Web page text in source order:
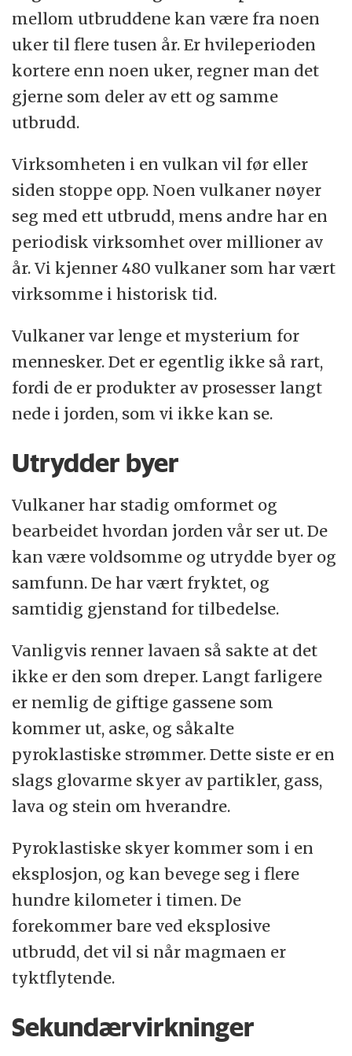
mellom utbruddene kan være fra noen
uker til flere tusen år. Er hvileperioden
kortere enn noen uker, regner man det
gjerne som deler av ett og samme
utbrudd.
Virksomheten i en vulkan vil før eller
siden stoppe opp. Noen vulkaner nøyer
seg med ett utbrudd, mens andre har en
periodisk virksomhet over millioner av
år. Vi kjenner 480 vulkaner som har vært
virksomme i historisk tid.
Vulkaner var lenge et mysterium for
mennesker. Det er egentlig ikke så rart,
fordi de er produkter av prosesser langt
nede i jorden, som vi ikke kan se.
Utrydder byer
Vulkaner har stadig omformet og
bearbeidet hvordan jorden vår ser ut. De
kan være voldsomme og utrydde byer og
samfunn. De har vært fryktet, og
samtidig gjenstand for tilbedelse.
Vanligvis renner lavaen så sakte at det
ikke er den som dreper. Langt farligere
er nemlig de giftige gassene som
kommer ut, aske, og såkalte
pyroklastiske strømmer. Dette siste er en
slags glovarme skyer av partikler, gass,
lava og stein om hverandre.
Pyroklastiske skyer kommer som i en
eksplosjon, og kan bevege seg i flere
hundre kilometer i timen. De
forekommer bare ved eksplosive
utbrudd, det vil si når magmaen er
tyktflytende.
Sekundærvirkninger